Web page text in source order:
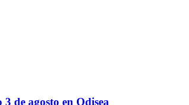
3 de agosto en Odisea